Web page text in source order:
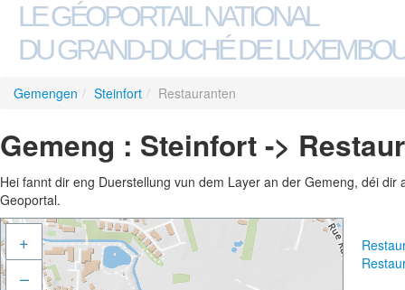
LE GÉOPORTAIL NATIONAL
DU GRAND-DUCHÉ DE
Gemengen / Steinfort / Restauranten
Gemeng : Steinfort ->
Hei fannt dir eng Duerstellung vun dem Layer an der Gemeng, déi
Geoportal.
+
–